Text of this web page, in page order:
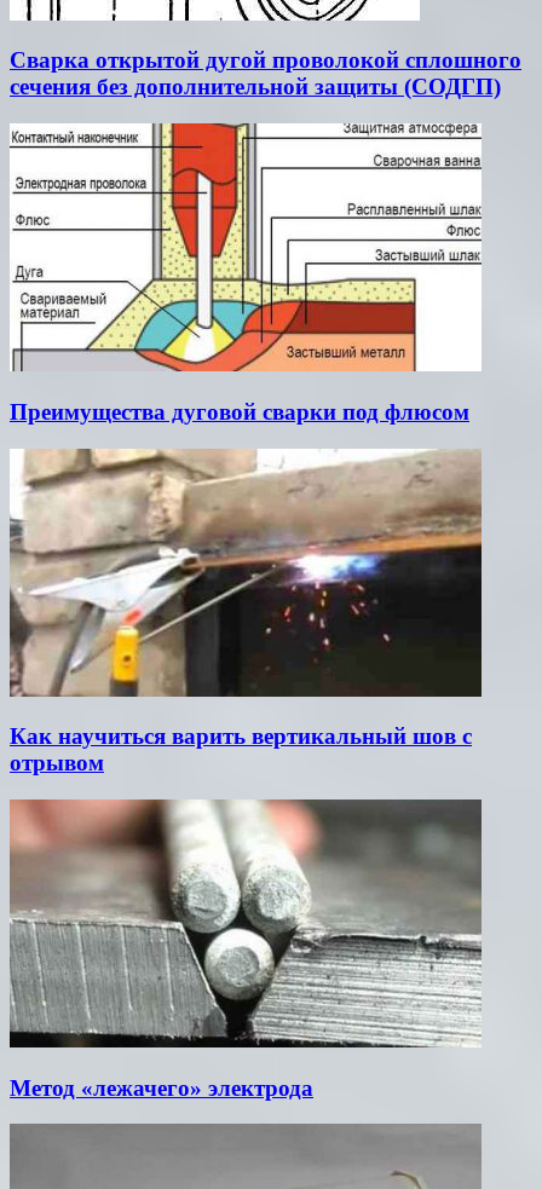
Сварка открытой дугой проволокой сплошного
сечения без дополнительной защиты (СОДГП)
Преимущества дуговой сварки под флюсом
Как научиться варить вертикальный шов с
отрывом
Метод «лежачего» электрода